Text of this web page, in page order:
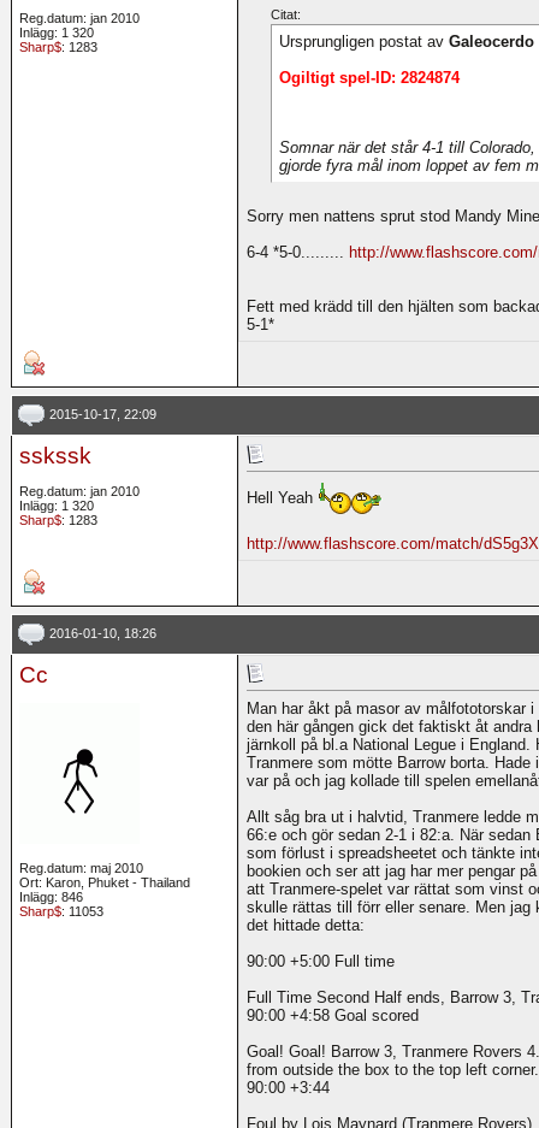
Reg.datum: jan 2010
Inlägg: 1 320
Sharp$: 1283
Citat:
Ursprungligen postat av
Ogiltigt spel-ID: 2824874
Somnar när det står 4-1 till
gjorde fyra mål inom loppet av fem
Sorry men nattens sprut stod Mandy
6-4 *5-0......... http://
Fett med krädd till den hjälten som
5-1*
2015-10-17, 22:09
sskssk
Reg.datum: jan 2010
Inlägg: 1 320
Sharp$: 1283
Hell Yeah
http://www.flashscore.com/match/
2016-01-10, 18:26
Cc
Reg.datum: maj 2010
Ort: Karon, Phuket - Thailand
Inlägg: 846
Sharp$: 11053
Man har åkt på masor av målfototorskar
den här gången gick det faktiskt åt
järnkoll på bl.a National Legue i
Tranmere som mötte Barrow borta.
var på och jag kollade till spelen
Allt såg bra ut i halvtid, Tranmere ledde
66:e och gör sedan 2-1 i 82:a. När
som förlust i spreadsheetet och tänkte
bookien och ser att jag har mer pengar
att Tranmere-spelet var rättat som vinst
skulle rättas till förr eller senare. Men
det hittade detta:
90:00 +5:00 Full time
Full Time Second Half ends, Barrow 3,
90:00 +4:58 Goal scored
Goal! Goal! Barrow 3, Tranmere Rovers
from outside the box to the top left corner.
90:00 +3:44
Foul by Lois Maynard (Tranmere Rovers).